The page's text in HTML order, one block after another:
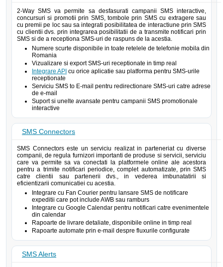
2-Way SMS va permite sa desfasurati campanii SMS interactive,
concursuri si promotii prin SMS, tombole prin SMS cu extragere sau
cu premii pe loc sau sa integrati posibilitatea de interactiune prin SMS
cu clientii dvs. prin integrarea posibilitatii de a transmite notificari prin
SMS si de a receptiona SMS-uri de raspuns de la acestia.
Numere scurte disponibile in toate retelele de telefonie mobila din
Romania
Vizualizare si export SMS-uri receptionate in timp real
Integrare API cu orice aplicatie sau platforma pentru SMS-urile
receptionate
Serviciu SMS to E-mail pentru redirectionare SMS-uri catre adrese
de e-mail
Suport si unelte avansate pentru campanii SMS promotionale
interactive
SMS Connectors
SMS Connectors este un serviciu realizat in parteneriat cu diverse
companii, de regula furnizori importanti de produse si servicii, serviciu
care va permite sa va conectati la platformele online ale acestora
pentru a trimite notificari periodice, complet automatizate, prin SMS
catre clientii sau partenerii dvs., in vederea imbunatatirii si
eficientizarii comunicatiei cu acestia.
Integrare cu Fan Courier pentru lansare SMS de notificare
expeditii care pot include AWB sau ramburs
Integrare cu Google Calendar pentru notificari catre evenimentele
din calendar
Rapoarte de livrare detaliate, disponibile online in timp real
Rapoarte automate prin e-mail despre fluxurile configurate
SMS Alerts